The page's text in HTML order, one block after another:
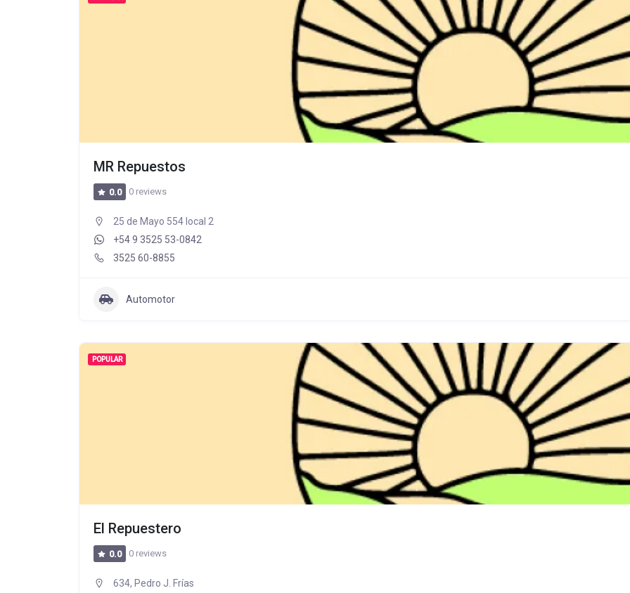
MR Repuestos
0.0 0 reviews
25 de Mayo 554 local 2
+54 9 3525 53-0842
3525 60-8855
Automotor
POPULAR
El Repuestero
0.0 0 reviews
634, Pedro J. Frías